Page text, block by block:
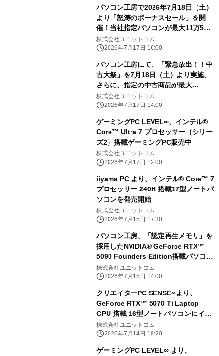
パソコン工房で2026年7月18日（土）
より「怒涛のボーナスセール」を開
催！当社指定パソコンが最大11万5千
円引き、さらにセール期間限定の「PC
パーツ・周辺機器等の日替わりセール
提供！
株式会社ユニットコム
2026年7月17日 16:00
パソコン工房にて、「緊急放出！！中
古大祭」を7月18日（土）より実施、
さらに、指定の中古商品が最大
20％OFFとなるパソコン工房会員限定
「怒涛のスーパー中古の日」も開催！
株式会社ユニットコム
2026年7月17日 14:00
ゲーミングPC LEVEL∞、インテル®
Core™ Ultra 7 プロセッサー（シリー
ズ2）搭載ゲーミングPC販売中
株式会社ユニットコム
2026年7月17日 12:00
iiyama PC より、インテル® Core™ 7
プロセッサー 240H 搭載17型ノートパ
ソコンを発売開始
株式会社ユニットコム
2026年7月15日 17:30
パソコン工房、「認定再生メモリ」を
採用したNVIDIA® GeForce RTX™
5090 Founders Edition搭載パソコン
を発売
株式会社ユニットコム
2026年7月15日 14:00
クリエイターPC SENSE∞より、
GeForce RTX™ 5070 Ti Laptop
GPU 搭載 16型ノートパソコンにイン
テル® Core™ Ultra 7 プロセッサー
270HX Plus搭載モデルが登場
株式会社ユニットコム
2026年7月14日 18:20
ゲーミングPC LEVEL∞ より、